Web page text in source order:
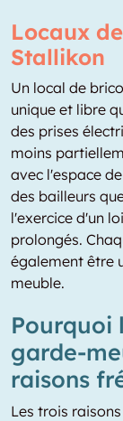
Locaux
Stallikon
Un local de
unique et libre
des prises
moins
avec l'espace
des bailleurs
l'exercice d'un
prolongés.
également être
meuble.
Pourquoi
garde-
raisons
Les trois